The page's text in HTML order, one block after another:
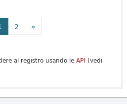
2 »
al registro usando le API (vedi